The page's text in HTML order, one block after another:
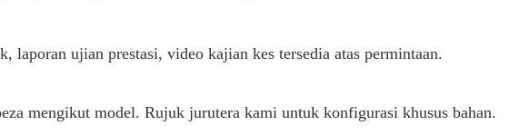
laporan ujian prestasi, video kajian kes tersedia atas permintaan.
mengikut model. Rujuk jurutera kami untuk konfigurasi khusus bahan.